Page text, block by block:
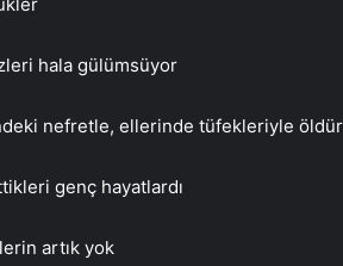
hala gülümsüyor
nefretle, ellerinde tüfekleriyle
genç hayatlardı
artık yok